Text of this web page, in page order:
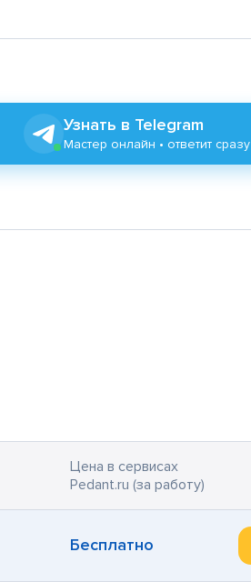
Узнать в Telegram
Мастер онлайн • ответит сразу
Цена в сервисах
Pedant.ru (за работу)
Бесплатно